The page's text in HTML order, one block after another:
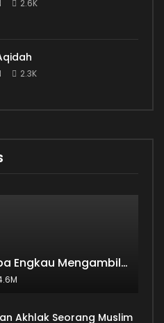
2.6K
2.3K
Lihatlah dari Siapa Engkau Mengambil Ilmu
Akhlak Seorang Muslim